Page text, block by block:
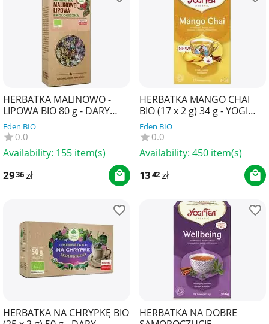
HERBATKA MALINOWO -
LIPOWA BIO 80 g - DARY
NATURY
Eden BIO
0.0
Availability: 155 item(s)
2936zł
HERBATKA MANGO CHAI
BIO (17 x 2 g) 34 g - YOGI
TEA
Eden BIO
0.0
Availability: 450 item(s)
1342zł
HERBATKA NA CHRYPKĘ BIO
HERBATKA NA DOBRE